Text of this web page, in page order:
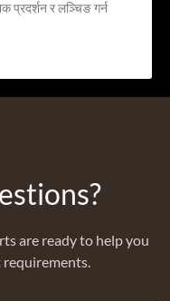
प्रदर्शन र लञ्चिङ गर्न
are ready to help you